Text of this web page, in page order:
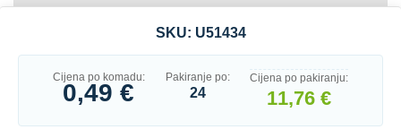
SKU: U51434
Cijena po komadu:
0,49 €
Pakiranje po:
24
Cijena po pakiranju:
11,76 €